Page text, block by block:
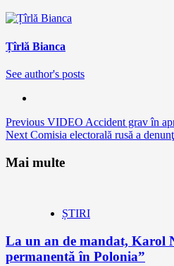
Țîrlă Bianca
See author's posts
Continue
Reading
Previous VIDEO Accident grav în
Next Comisia electorală rusă a
Mai multe
ȘTIRI
La un an de mandat, Karol
permanentă în Polonia”